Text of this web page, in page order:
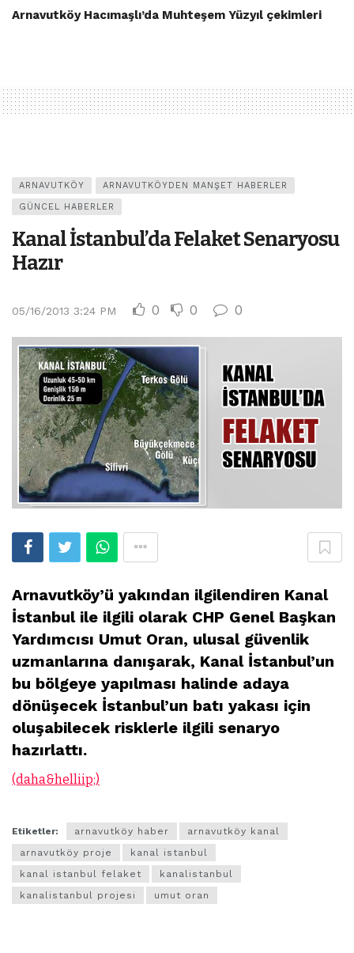
Arnavutköy Hacımaşlı’da Muhteşem Yüzyıl çekimleri
ARNAVUTKÖY ARNAVUTKÖYDEN MANŞET HABERLER
GÜNCEL HABERLER
Kanal İstanbul’da Felaket Senaryosu
Hazır
05/16/2013 3:24 PM 0 0 0
Arnavutköy’ü yakından ilgilendiren Kanal
İstanbul ile ilgili olarak CHP Genel Başkan
Yardımcısı Umut Oran, ulusal güvenlik
uzmanlarına danışarak, Kanal İstanbul’un
bu bölgeye yapılması halinde adaya
dönüşecek İstanbul’un batı yakası için
oluşabilecek risklerle ilgili senaryo
hazırlattı.
(daha&helliip;)
Etiketler: arnavutköy haber
arnavutköy kanal
arnavutköy proje
kanal istanbul
kanal istanbul felaket
kanalistanbul
kanalistanbul projesi
umut oran